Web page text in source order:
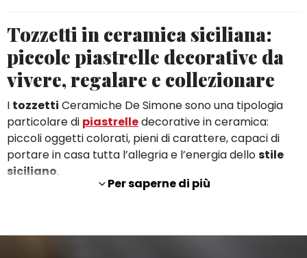
Tozzetti in ceramica siciliana:
piccole piastrelle decorative da
vivere, regalare e collezionare
I tozzetti Ceramiche De Simone sono una tipologia
particolare di piastrelledecorative in ceramica:
piccoli oggetti colorati, pieni di carattere, capaci di
portare in casa tutta l’allegria e l’energia dellostile
siciliano.
Chi non conosce questo termine li cerca spesso come
Per saperne di più